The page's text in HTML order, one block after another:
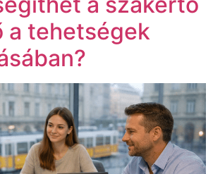
a tehetségek